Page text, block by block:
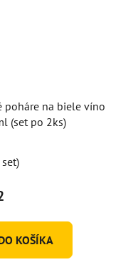
poháre na biele víno
(set po 2ks)
set)
KOŠÍKA